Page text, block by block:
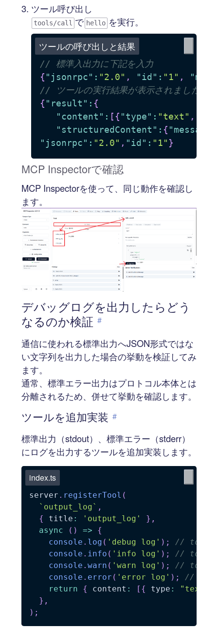
ツール呼び出し
tools/call で hello を実行。
ツールの呼び出しと結果
// 標準入出力に下記を入力
{ "jsonrpc" : "2.0" , "id" : "1" ,
// ツールの実行結果が表示されました　
{ "result" : {
"content" : [ { "type" : "text" ,
"structuredContent" : { "message"
"jsonrpc" : "2.0" , "id" : "1" }
MCP Inspectorで確認
MCP Inspectorを使って、同じ動作を確認し
ます。
デバッグログを出力したらどう
なるのか検証 #
通信に使われる標準出力へJSON形式ではな
い文字列を出力した場合の挙動を検証してみ
ます。
通常、標準エラー出力はプロトコル本体とは
分離されるため、併せて挙動を確認します。
ツールを追加実装 #
標準出力（stdout）、標準エラー（stderr）
にログを出力するツールを追加実装します。
index.ts
server . registerTool (
` output_log` ,
{
title : 'output_log' } ,
async
( ) =>
{
console . log ( 'debug log' ) ;
// to
console . info ( 'info log' ) ;
// to
console . warn ( 'warn log' ) ;
// to
console . error ( 'error log' ) ;
// to
return
{ content : [ { type : "text"
} ,
) ;